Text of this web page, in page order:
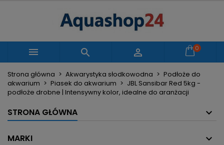
   0
Strona główna Akwarystyka słodkowodna
Podłoże do
akwarium
Piasek do akwarium
JBL Sansibar Red 5kg -
podłoże drobne | Intensywny kolor, idealne do aranżacji
STRONA GŁÓWNA
MARKI
Moje listy życzeń
add_circle_outline Utwórz nową listę
Utwórz listę życzeń
Nazwa listy życzeń
Anuluj Utwórz listę życzeń
Zaloguj się
Musisz być zalogowany by zapisać produkty na
swojej liście życzeń.
Anuluj Zaloguj się